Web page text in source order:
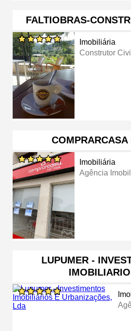
FALTIOBRAS-
Imobiliária
Construtor Civil
COMPRARCASA
Imobiliária
Agência
LUPUMER -